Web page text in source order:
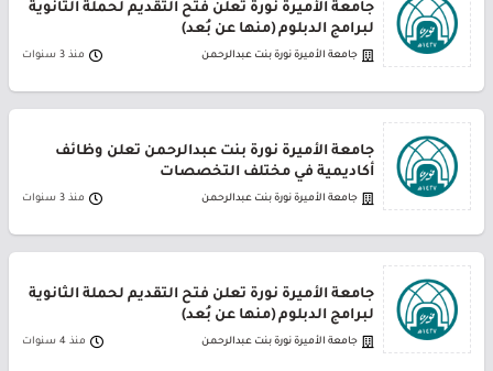
جامعة الأميرة نورة تعلن فتح التقديم لحملة الثانوية
لبرامج الدبلوم (منها عن بُعد)
جامعة الأميرة نورة بنت عبدالرحمن منذ 3 سنوات
جامعة الأميرة نورة بنت عبدالرحمن تعلن وظائف
أكاديمية في مختلف التخصصات
جامعة الأميرة نورة بنت عبدالرحمن منذ 3 سنوات
جامعة الأميرة نورة تعلن فتح التقديم لحملة الثانوية
لبرامج الدبلوم (منها عن بُعد)
جامعة الأميرة نورة بنت عبدالرحمن منذ 4 سنوات